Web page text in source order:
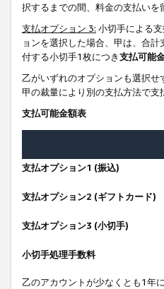
択するまでの間、料金の支払いを
支払オプション 3: 小切手による
ョンを選択した場合、甲は、合計
付する小切手1枚につき支払可能
乙がいずれのオプションも選択
甲の裁量により別の支払方法で
支払可能金額表
支払オプション1 (振込)
支払オプション2 (ギフトカード)
支払オプション3 (小切手)
小切手処理手数料
乙のアカウントが少なくとも1年